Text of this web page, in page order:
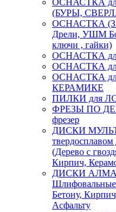
ОСНАСТКА
(БУРЫ,
ОСНАСТКА
Дрели, УШМ
ключи , гайки)
ОСНАСТКА
ОСНАСТКА
ОСНАСТКА
КЕРАМИКЕ
ПИЛКИ для
ФРЕЗЫ ПО
фрезер
ДИСКИ
(Дерево с
Кирпич,
ДИСКИ
Шлифовальные
Бетону,
Асфальту